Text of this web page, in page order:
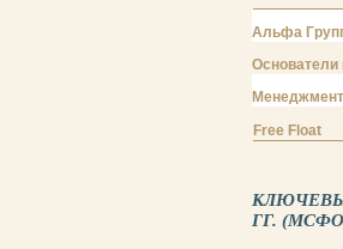
Альфа
Основатели
Менеджмент
Free Float
ГГ.